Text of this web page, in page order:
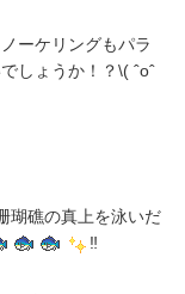
ーケリングもパラ
しょうか！？\( ˆoˆ
瑚礁の真上を泳いだ
‼︎